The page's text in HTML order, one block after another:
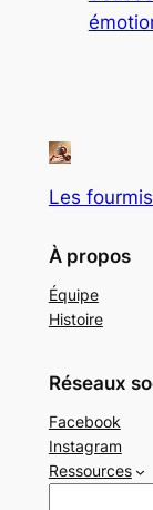
Les
À propos
Équipe
Histoire
Réseaux
Facebook
Instagram
Ressources